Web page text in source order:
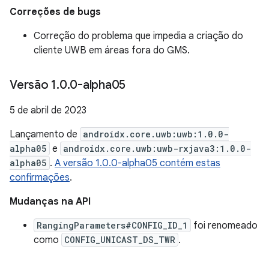
Correções de bugs
Correção do problema que impedia a criação do
cliente UWB em áreas fora do GMS.
Versão 1.0.0-alpha05
5 de abril de 2023
Lançamento de androidx.core.uwb:uwb:1.0.0-
alpha05 e androidx.core.uwb:uwb-rxjava3:1.0.0-
alpha05 . A versão 1.0.0-alpha05 contém estas
confirmações.
Mudanças na API
RangingParameters#CONFIG_ID_1
foi renomeado
como CONFIG_UNICAST_DS_TWR .